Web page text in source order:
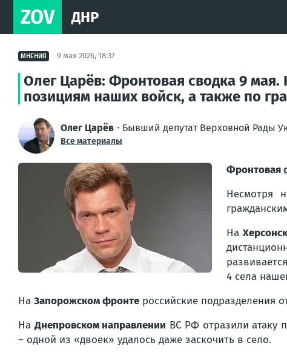
ZOV ДНР
МНЕНИЯ 9 мая 2026, 18:37
Олег Царёв: Фронтовая сводка 9
позициям наших войск, а также по
Олег Царёв - Бывший депутат Верховной Рады
Все материалы
Фронтовая
Несмотря
На
4 села
На Запорожском фронте российские подразделения
НаДнепровском направлении ВС РФ отразили атаку
– одной из «двоек» удалось даже заскочить в село.